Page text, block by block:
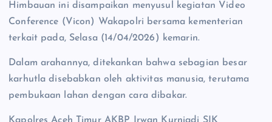
Himbauan ini disampaikan menyusul kegiatan Video
Conference (Vicon) Wakapolri bersama kementerian
terkait pada, Selasa (14/04/2026) kemarin.
Dalam arahannya, ditekankan bahwa sebagian besar
karhutla disebabkan oleh aktivitas manusia, terutama
pembukaan lahan dengan cara dibakar.